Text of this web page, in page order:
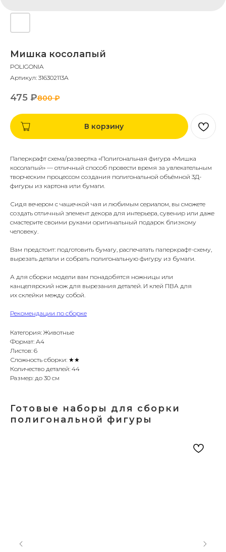
Мишка косолапый
POLIGONIA
Артикул: 316302113А
475 ₽800 ₽
В корзину
Паперкрафт схема/развертка «Полигональная фигура «Мишка
косолапый» — отличный способ провести время за увлекательным
творческим процессом создания полигональной объёмной 3Д-
фигуры из картона или бумаги.
Сидя вечером с чашечкой чая и любимым сериалом, вы сможете
создать отличный элемент декора для интерьера, сувенир или даже
смастерите своими руками оригинальный подарок близкому
человеку.
Вам предстоит: подготовить бумагу, распечатать паперкрафт-схему,
вырезать детали и собрать полигональную фигуру из бумаги.
А для сборки модели вам понадобятся ножницы или
канцелярский нож для вырезания деталей. И клей ПВА для
их склейки между собой.
Рекомендации по сборке
Категория: Животные
Формат: А4
Листов: 6
Сложность сборки: ★★
Количество деталей: 44
Размер: до 30 см
Готовые наборы для сборки
полигональной фигуры